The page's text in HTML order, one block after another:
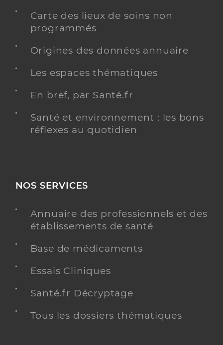
Carte des lieux de soins non
programmés
Origines des données annuaire
Les espaces thématiques
En bref, par Santé.fr
Santé et environnement : les bons
réflexes au quotidien
NOS SERVICES
Annuaire des professionnels et des
établissements de santé
Base de médicaments
Essais Cliniques
Santé.fr Décryptage
Tous les dossiers thématiques